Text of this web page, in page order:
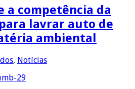
a competência da
lavrar auto de
ambiental
, Notícias